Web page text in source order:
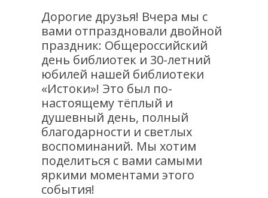
Дорогие друзья! Вчера мы с
вами отпраздновали двойной
праздник: Общероссийский
день библиотек и 30-летний
юбилей нашей библиотеки
«Истоки»! Это был по-
настоящему тёплый и
душевный день, полный
благодарности и светлых
воспоминаний. Мы хотим
поделиться с вами самыми
яркими моментами этого
события!